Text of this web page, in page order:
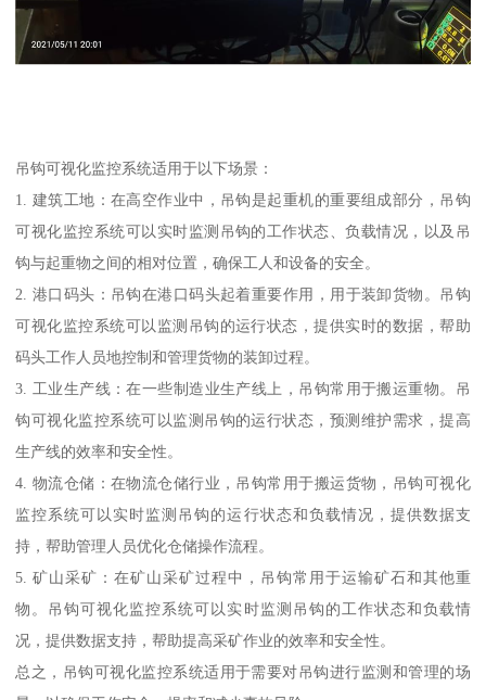
吊钩可视化监控系统适用于以下场景：
1. 建筑工地：在高空作业中，吊钩是起重机的重要组成部分，吊钩
可视化监控系统可以实时监测吊钩的工作状态、负载情况，以及吊
钩与起重物之间的相对位置，确保工人和设备的安全。
2. 港口码头：吊钩在港口码头起着重要作用，用于装卸货物。吊钩
可视化监控系统可以监测吊钩的运行状态，提供实时的数据，帮助
码头工作人员地控制和管理货物的装卸过程。
3. 工业生产线：在一些制造业生产线上，吊钩常用于搬运重物。吊
钩可视化监控系统可以监测吊钩的运行状态，预测维护需求，提高
生产线的效率和安全性。
4. 物流仓储：在物流仓储行业，吊钩常用于搬运货物，吊钩可视化
监控系统可以实时监测吊钩的运行状态和负载情况，提供数据支
持，帮助管理人员优化仓储操作流程。
5. 矿山采矿：在矿山采矿过程中，吊钩常用于运输矿石和其他重
物。吊钩可视化监控系统可以实时监测吊钩的工作状态和负载情
况，提供数据支持，帮助提高采矿作业的效率和安全性。
总之，吊钩可视化监控系统适用于需要对吊钩进行监测和管理的场